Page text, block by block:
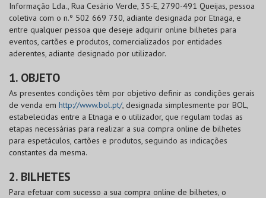
CARTÕES
PRODUTOS
Informação Lda., Rua Cesário Verde, 35-E, 2790-491 Queijas, pessoa
coletiva com o n.º 502 669 730, adiante designada por Etnaga, e
entre qualquer pessoa que deseje adquirir online bilhetes para
eventos, cartões e produtos, comercializados por entidades
aderentes, adiante designado por utilizador.
1. OBJETO
As presentes condições têm por objetivo definir as condições gerais
de venda em http://www.bol.pt/, designada simplesmente por BOL,
estabelecidas entre a Etnaga e o utilizador, que regulam todas as
etapas necessárias para realizar a sua compra online de bilhetes
para espetáculos, cartões e produtos, seguindo as indicações
constantes da mesma.
2. BILHETES
Para efetuar com sucesso a sua compra online de bilhetes, o